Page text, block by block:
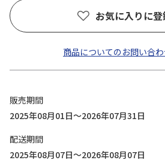
お気に入りに登
商品についてのお問い合
販売期間
2025年08月01日～2026年07月31日
配送期間
2025年08月07日～2026年08月07日